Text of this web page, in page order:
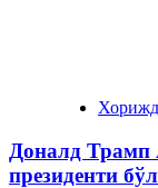
Доналд Трамп
президенти